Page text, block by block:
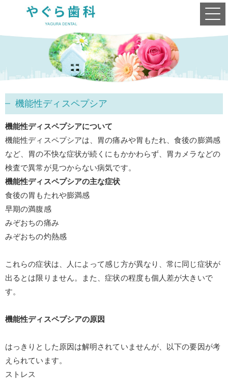
機能性ディスペプシア
機能性ディスペプシアについて
機能性ディスペプシアは、
胃の痛みや胃もたれ、食後の膨満感
など、 胃の不快な症状が続くにもかかわらず、
胃カメラなどの
検査で異常が見つからない病気です。
機能性ディスペプシアの主な症状
食後の胃もたれや膨満感
早期の満腹感
みぞおちの痛み
みぞおちの灼熱感
これらの症状は、人によって感じ方が異なり、常に同じ症状が
出るとは限りません。また、症状の程度も個人差が大きいで
す。
機能性ディスペプシアの原因
はっきりとした原因は解明されていませんが、
以下の要因が考
えられています。
ストレス